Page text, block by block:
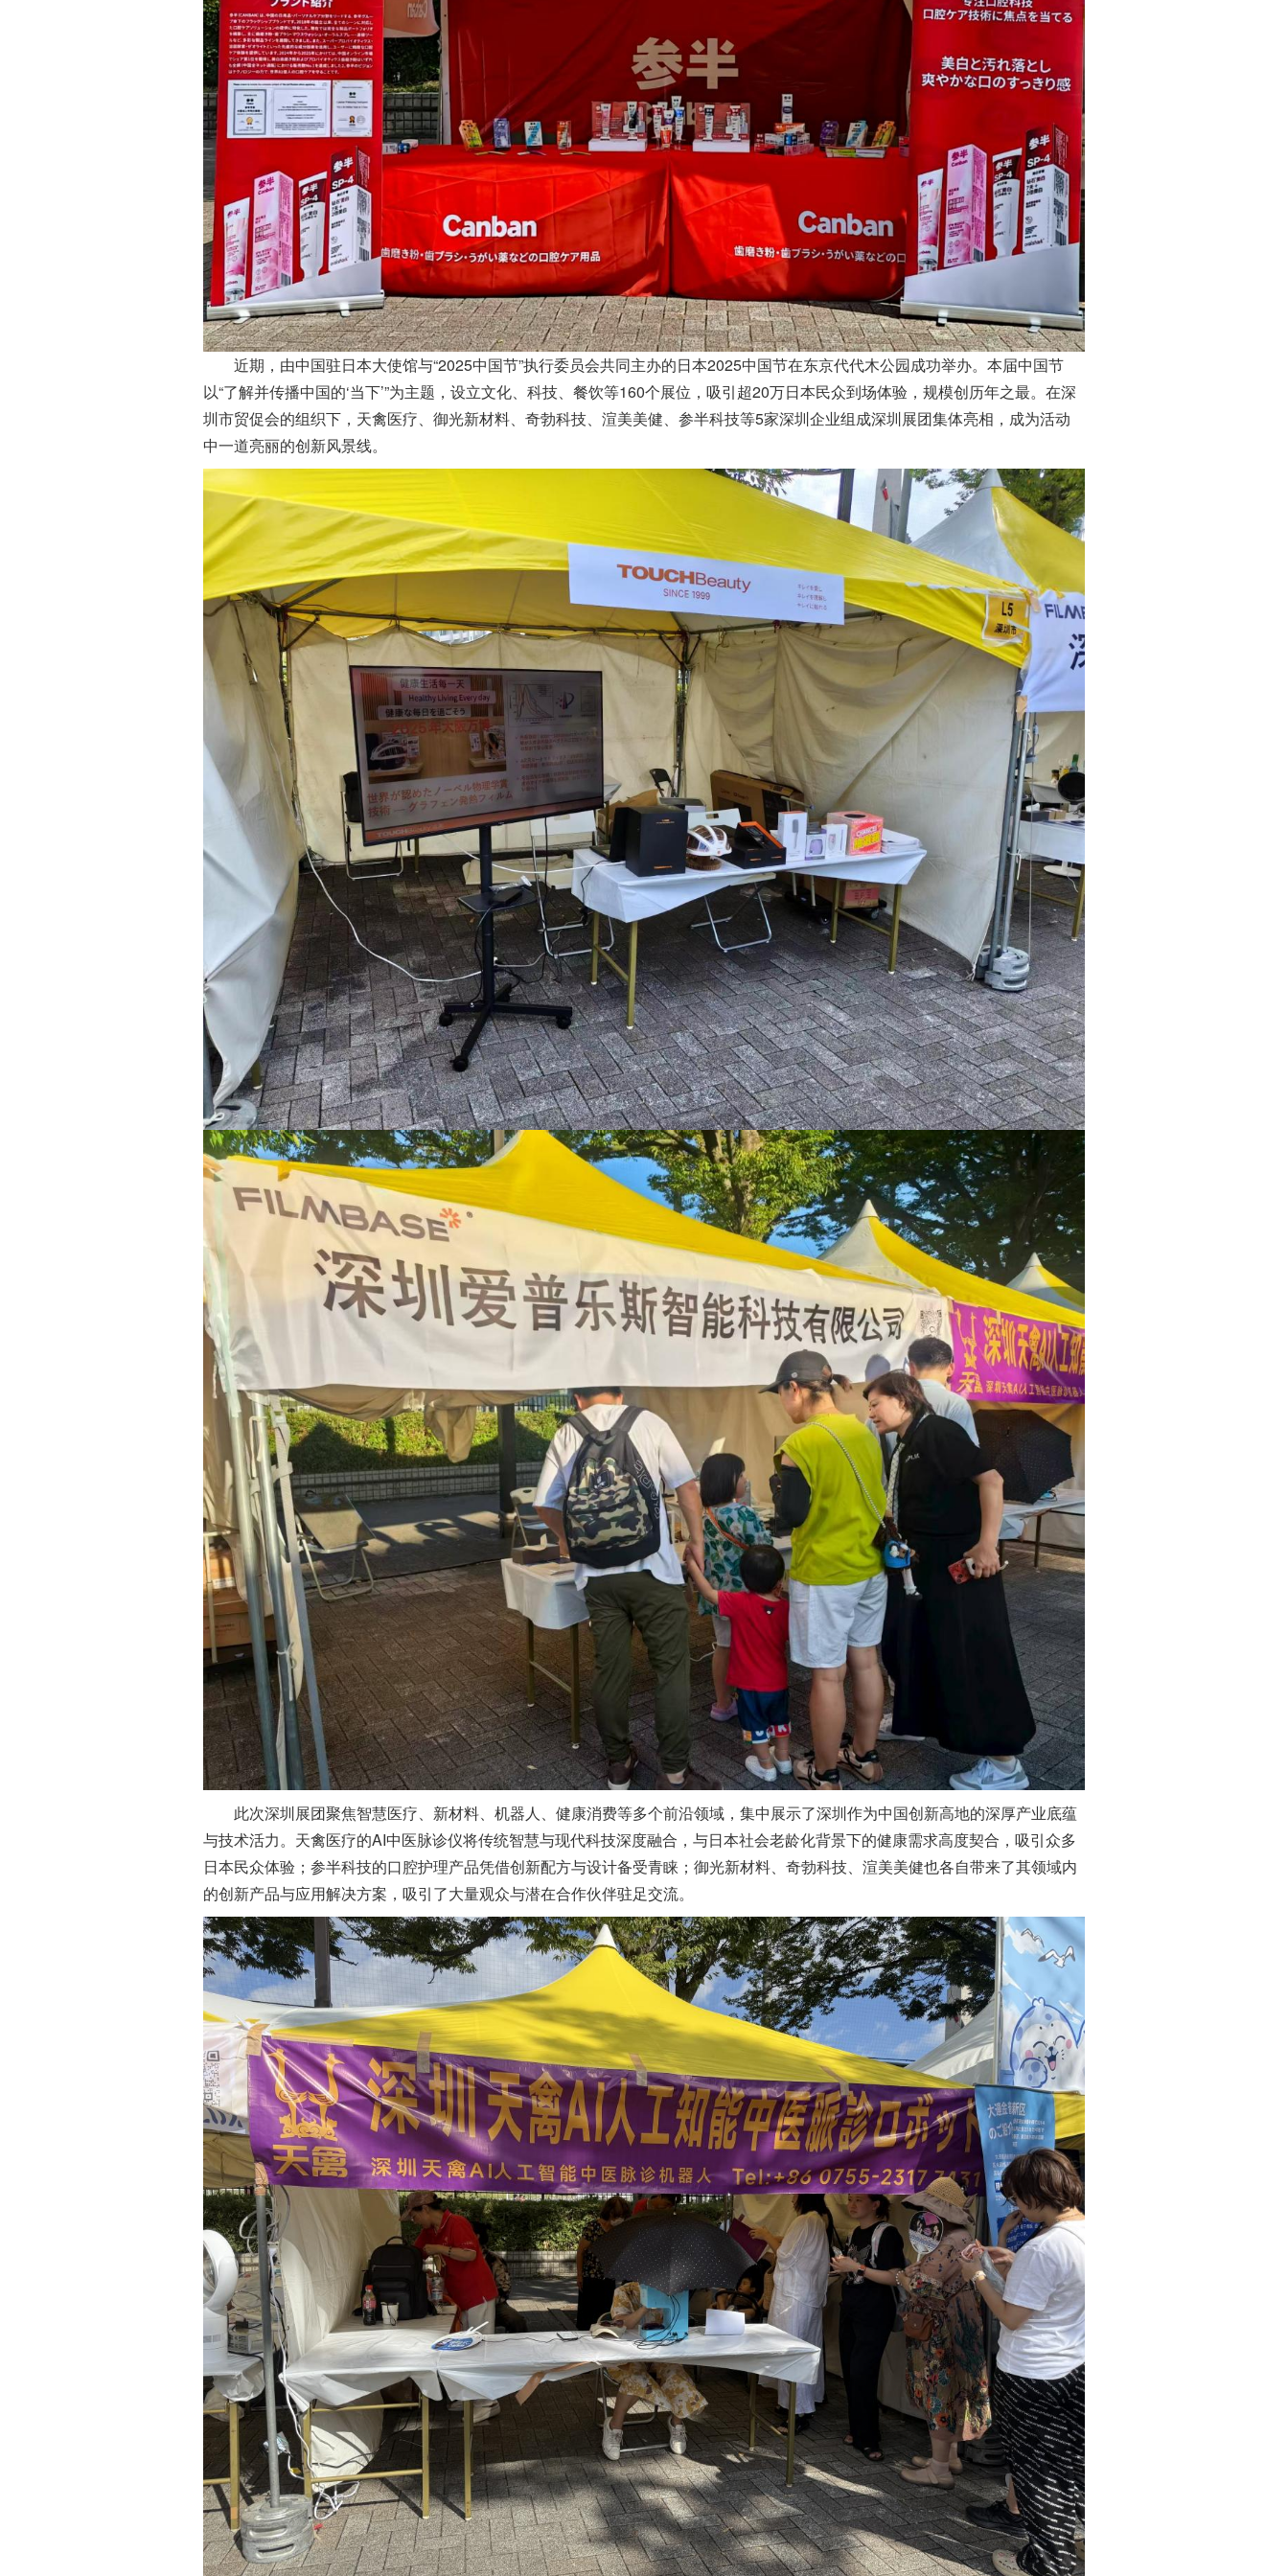
近期，由中国驻日本大使馆与“2025中国节”执行委员会共同主办的日本2025中国节在东京代代木公园成功举办。本届中国节
以“了解并传播中国的‘当下’”为主题，设立文化、科技、餐饮等160个展位，吸引超20万日本民众到场体验，规模创历年之最。在深
圳市贸促会的组织下，天禽医疗、御光新材料、奇勃科技、渲美美健、参半科技等5家深圳企业组成深圳展团集体亮相，成为活动
中一道亮丽的创新风景线。
此次深圳展团聚焦智慧医疗、新材料、机器人、健康消费等多个前沿领域，集中展示了深圳作为中国创新高地的深厚产业底蕴
与技术活力。天禽医疗的AI中医脉诊仪将传统智慧与现代科技深度融合，与日本社会老龄化背景下的健康需求高度契合，吸引众多
日本民众体验；参半科技的口腔护理产品凭借创新配方与设计备受青睐；御光新材料、奇勃科技、渲美美健也各自带来了其领域内
的创新产品与应用解决方案，吸引了大量观众与潜在合作伙伴驻足交流。